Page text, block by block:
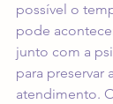
possível o
pode
junto com a
para preservar
atendimento.